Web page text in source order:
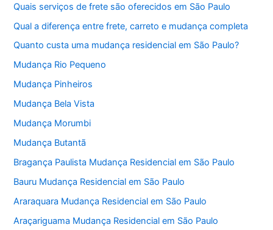
Quais serviços de frete são oferecidos em São Paulo
Qual a diferença entre frete, carreto e mudança completa
Quanto custa uma mudança residencial em São Paulo?
Mudança Rio Pequeno
Mudança Pinheiros
Mudança Bela Vista
Mudança Morumbi
Mudança Butantã
Bragança Paulista Mudança Residencial em São Paulo
Bauru Mudança Residencial em São Paulo
Araraquara Mudança Residencial em São Paulo
Araçariguama Mudança Residencial em São Paulo